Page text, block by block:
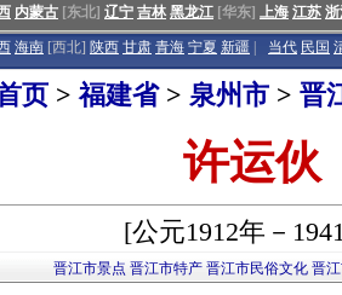
内蒙古 [东北] 辽宁 吉林 黑龙江 [华东] 上海 江苏
海南 [西北] 陕西 甘肃 青海 宁夏 新疆 当代 民国
页 >福建省> 泉州市 > 晋
许运伙
[公元1912年－
晋江市景点 晋江市特产 晋江市民俗文化 晋